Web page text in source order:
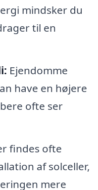
mindsker du
til en
Ejendomme
have en højere
ofte ser
findes ofte
af solceller,
mere